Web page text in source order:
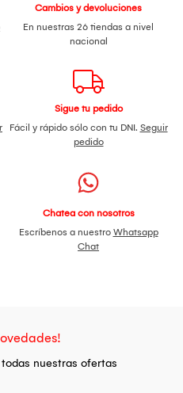
Cambios y devoluciones
En nuestras 26 tiendas a nivel
nacional
Sigue tu pedido
Fácil y rápido sólo con tu DNI. Seguir
pedido
Chatea con nosotros
Escríbenos a nuestro Whatsapp
Chat
nuestras ofertas